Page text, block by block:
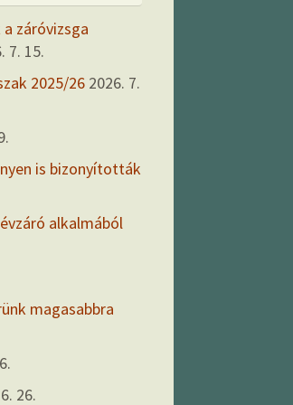
záróvizsga
7. 15.
2025/26 2026. 7.
is bizonyították
alkalmából
magasabbra
26.